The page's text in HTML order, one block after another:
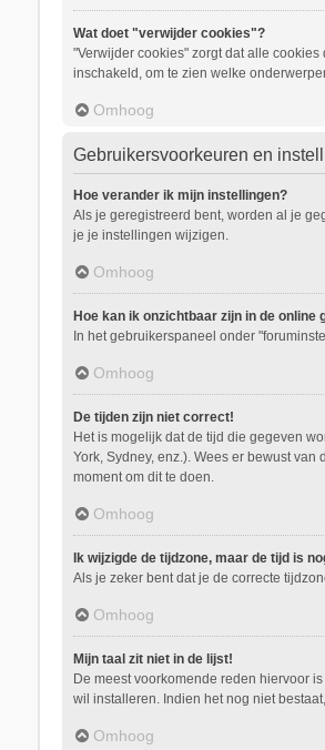
Wat doet "verwijder cookies"?
"Verwijder cookies" zorgt dat alle
inschakeld, om te zien welke
Omhoog
Gebruikersvoorkeuren en
Hoe verander ik mijn instellingen?
Als je geregistreerd bent, worden al je
je je instellingen wijzigen.
Omhoog
Hoe kan ik onzichtbaar zijn in de online
In het gebruikerspaneel onder
Omhoog
De tijden zijn niet correct!
Het is mogelijk dat de tijd die gegeven
York, Sydney, enz.). Wees er bewust
moment om dit te doen.
Omhoog
Ik wijzigde de tijdzone, maar de tijd is
Als je zeker bent dat je de correcte
Omhoog
Mijn taal zit niet in de lijst!
De meest voorkomende reden hiervoor
wil installeren. Indien het nog niet
Omhoog